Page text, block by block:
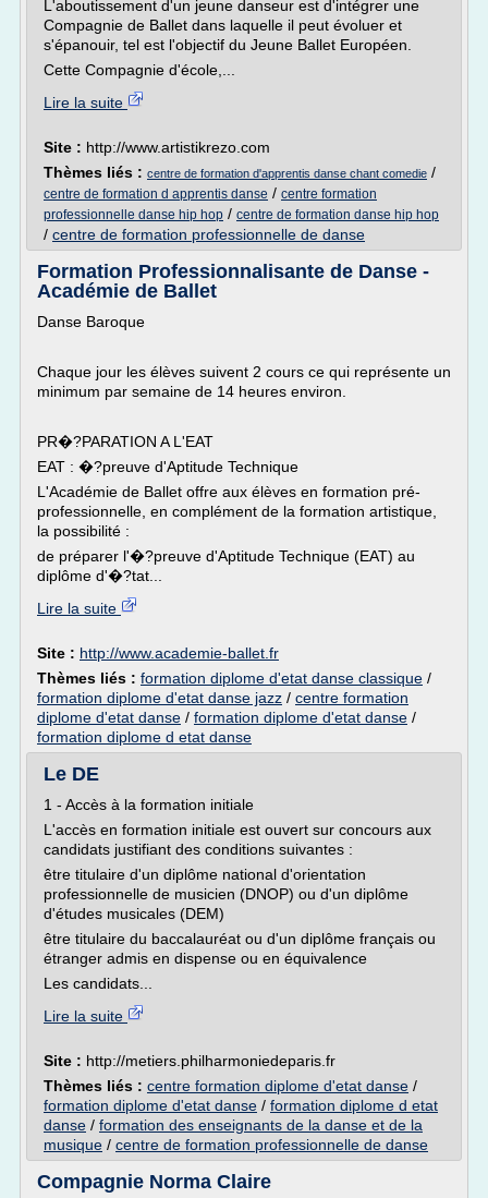
L'aboutissement d'un jeune danseur est d'intégrer une
Compagnie de Ballet dans laquelle il peut évoluer et
s'épanouir, tel est l'objectif du Jeune Ballet Européen.
Cette Compagnie d'école,...
Lire la suite
Site : http://www.artistikrezo.com
Thèmes liés : centre de formation d'apprentis danse chant comedie /
centre de formation d apprentis danse / centre formation
professionnelle danse hip hop / centre de formation danse hip hop
/ centre de formation professionnelle de danse
Formation Professionnalisante de Danse -
Académie de Ballet
Danse Baroque
Chaque jour les élèves suivent 2 cours ce qui représente un
minimum par semaine de 14 heures environ.
PR�?PARATION A L'EAT
EAT : �?preuve d'Aptitude Technique
L'Académie de Ballet offre aux élèves en formation pré-
professionnelle, en complément de la formation artistique,
la possibilité :
de préparer l'�?preuve d'Aptitude Technique (EAT) au
diplôme d'�?tat...
Lire la suite
Site : http://www.academie-ballet.fr
Thèmes liés : formation diplome d'etat danse classique /
formation diplome d'etat danse jazz / centre formation
diplome d'etat danse / formation diplome d'etat danse /
formation diplome d etat danse
Le DE
1 - Accès à la formation initiale
L'accès en formation initiale est ouvert sur concours aux
candidats justifiant des conditions suivantes :
être titulaire d'un diplôme national d'orientation
professionnelle de musicien (DNOP) ou d'un diplôme
d'études musicales (DEM)
être titulaire du baccalauréat ou d'un diplôme français ou
étranger admis en dispense ou en équivalence
Les candidats...
Lire la suite
Site : http://metiers.philharmoniedeparis.fr
Thèmes liés : centre formation diplome d'etat danse /
formation diplome d'etat danse / formation diplome d etat
danse / formation des enseignants de la danse et de la
musique / centre de formation professionnelle de danse
Compagnie Norma Claire